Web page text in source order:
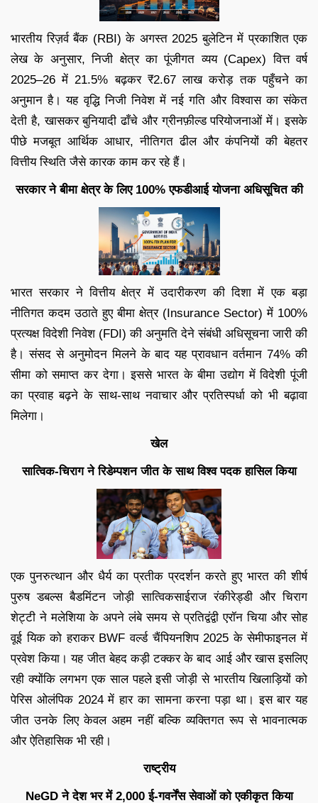
भारतीय रिज़र्व बैंक (RBI) के अगस्त 2025 बुलेटिन में प्रकाशित एक
लेख के अनुसार, निजी क्षेत्र का पूंजीगत व्यय (Capex) वित्त वर्ष
2025–26 में 21.5% बढ़कर ₹2.67 लाख करोड़ तक पहुँचने का
अनुमान है। यह वृद्धि निजी निवेश में नई गति और विश्वास का संकेत
देती है, खासकर बुनियादी ढाँचे और ग्रीनफ़ील्ड परियोजनाओं में। इसके
पीछे मजबूत आर्थिक आधार, नीतिगत ढील और कंपनियों की बेहतर
वित्तीय स्थिति जैसे कारक काम कर रहे हैं।
सरकार ने बीमा क्षेत्र के लिए 100% एफडीआई योजना अधिसूचित की
भारत सरकार ने वित्तीय क्षेत्र में उदारीकरण की दिशा में एक बड़ा
नीतिगत कदम उठाते हुए बीमा क्षेत्र (Insurance Sector) में 100%
प्रत्यक्ष विदेशी निवेश (FDI) की अनुमति देने संबंधी अधिसूचना जारी की
है। संसद से अनुमोदन मिलने के बाद यह प्रावधान वर्तमान 74% की
सीमा को समाप्त कर देगा। इससे भारत के बीमा उद्योग में विदेशी पूंजी
का प्रवाह बढ़ने के साथ-साथ नवाचार और प्रतिस्पर्धा को भी बढ़ावा
मिलेगा।
खेल
सात्विक-चिराग ने रिडेम्पशन जीत के साथ विश्व पदक हासिल किया
एक पुनरुत्थान और धैर्य का प्रतीक प्रदर्शन करते हुए भारत की शीर्ष
पुरुष डबल्स बैडमिंटन जोड़ी सात्विकसाईराज रंकीरेड्डी और चिराग
शेट्टी ने मलेशिया के अपने लंबे समय से प्रतिद्वंद्वी एरॉन चिया और सोह
वूई यिक को हराकर BWF वर्ल्ड चैंपियनशिप 2025 के सेमीफाइनल में
प्रवेश किया। यह जीत बेहद कड़ी टक्कर के बाद आई और खास इसलिए
रही क्योंकि लगभग एक साल पहले इसी जोड़ी से भारतीय खिलाड़ियों को
पेरिस ओलंपिक 2024 में हार का सामना करना पड़ा था। इस बार यह
जीत उनके लिए केवल अहम नहीं बल्कि व्यक्तिगत रूप से भावनात्मक
और ऐतिहासिक भी रही।
राष्ट्रीय
NeGD ने देश भर में 2,000 ई-गवर्नेंस सेवाओं को एकीकृत किया